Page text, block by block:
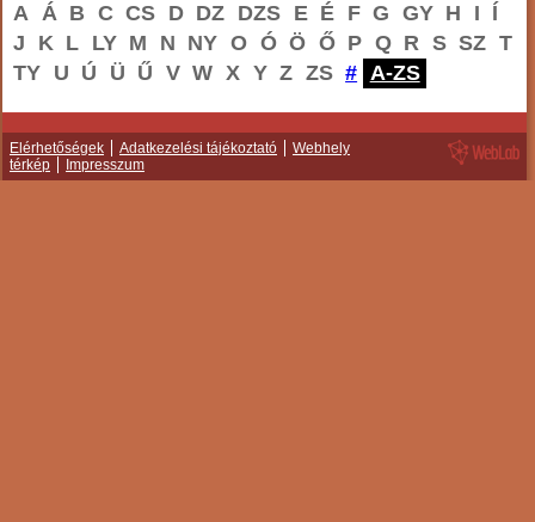
A Á B C CS D DZ DZS E É F G GY H I Í
J
K L LY M N NY O Ó Ö Ő P Q R S SZ T
TY U Ú Ü Ű V W X Y Z ZS # A-ZS
Elérhetőségek Adatkezelési tájékoztató
Webhely
térkép
Impresszum